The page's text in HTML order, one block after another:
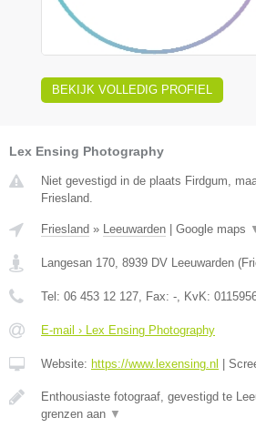
BEKIJK VOLLEDIG PROFIEL
Lex Ensing Photography
Niet gevestigd in de plaats Firdgum,
Friesland.
Friesland » Leeuwarden | Google maps
Langesan 170 8939 DV Leeuwarden (
Tel: 06 453 12 127 , Fax: - , KvK:
E-mail › Lex Ensing Photography
Website: https://www.lexensing.nl |
Enthousiaste fotograaf, gevestigd te
grenzen aan ▼